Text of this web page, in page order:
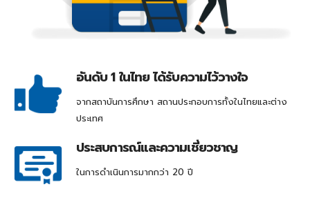
อันดับ 1 ในไทย ได้รับความไว้วางใจ
จากสถาบันการศึกษา สถานประกอบการทั้งในไทยและต่าง
ประเทศ
ประสบการณ์และความเชี่ยวชาญ
ในการดำเนินการมากกว่า 20 ปี